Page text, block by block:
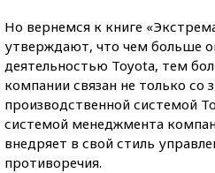
Но вернемся к книге
утверждают, что чем больше
деятельностью Toyota, тем
компании связан не только со
производственной системой
системой менеджмента
внедряет в свой стиль
противоречия.